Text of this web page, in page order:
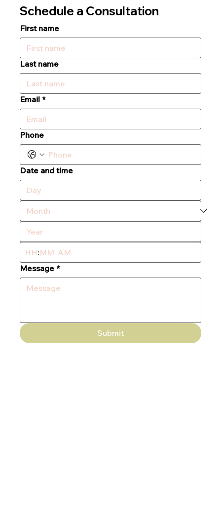
Schedule a Consultation
First name
Last name
Email *
Phone
Date and time
:
AM
Message *
Submit